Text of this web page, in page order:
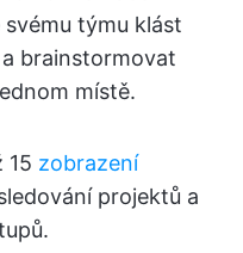
týmu klást
brainstormovat
místě.
15 zobrazení
projektů a